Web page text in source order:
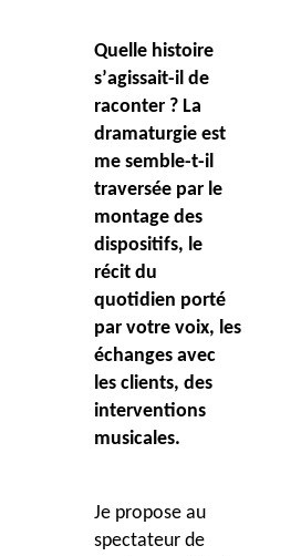
Quelle histoire
s’agissait-il de
raconter ? La
dramaturgie est
me semble-t-il
traversée par le
montage des
dispositifs, le
récit du
quotidien porté
par votre voix, les
échanges avec
les clients, des
interventions
musicales.
Je propose au
spectateur de